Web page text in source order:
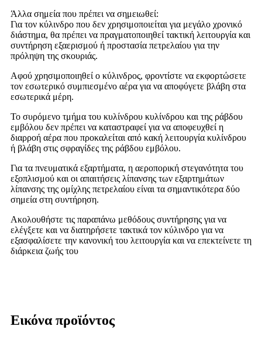
Άλλα σημεία που πρέπει να σημειωθεί:
Για τον κύλινδρο που δεν χρησιμοποιείται για μεγάλο χρονικό
διάστημα, θα πρέπει να πραγματοποιηθεί τακτική λειτουργία και
συντήρηση εξαερισμού ή προστασία πετρελαίου για την
πρόληψη της σκουριάς.
Αφού χρησιμοποιηθεί ο κύλινδρος, φροντίστε να εκφορτώσετε
τον εσωτερικό συμπιεσμένο αέρα για να αποφύγετε βλάβη στα
εσωτερικά μέρη.
Το συρόμενο τμήμα του κυλίνδρου κυλίνδρου και της ράβδου
εμβόλου δεν πρέπει να καταστραφεί για να αποφευχθεί η
διαρροή αέρα που προκαλείται από κακή λειτουργία κυλίνδρου
ή βλάβη στις σφραγίδες της ράβδου εμβόλου.
Για τα πνευματικά εξαρτήματα, η αεροπορική στεγανότητα του
εξοπλισμού και οι απαιτήσεις λίπανσης των εξαρτημάτων
λίπανσης της ομίχλης πετρελαίου είναι τα σημαντικότερα δύο
σημεία στη συντήρηση.
Ακολουθήστε τις παραπάνω μεθόδους συντήρησης για να
ελέγξετε και να διατηρήσετε τακτικά τον κύλινδρο για να
εξασφαλίσετε την κανονική του λειτουργία και να επεκτείνετε τη
διάρκεια ζωής του
Εικόνα προϊόντος